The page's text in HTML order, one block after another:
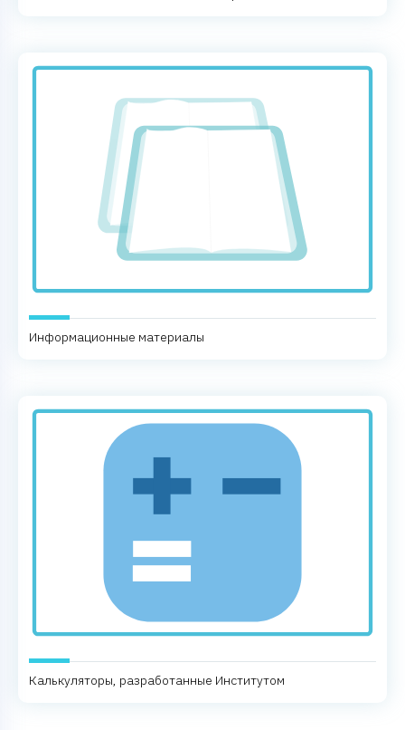
Информационные материалы
Калькуляторы, разработанные Институтом